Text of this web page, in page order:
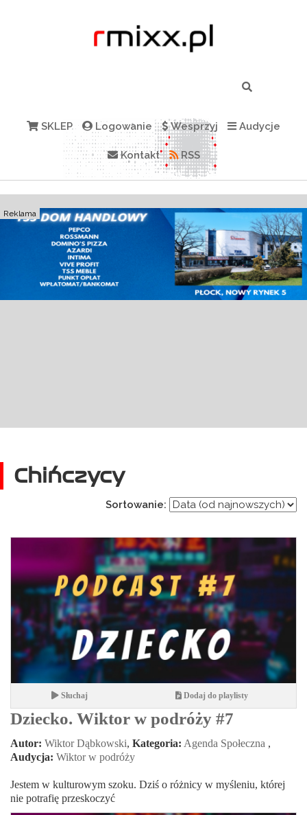
SKLEP Logowanie Wesprzyj Audycje
Kontakt RSS
Reklama
Chińczycy
Sortowanie:
Słuchaj Dodaj do playlisty
Dziecko. Wiktor w podróży #7
Autor: Wiktor Dąbkowski, Kategoria: Agenda Społeczna ,
Audycja: Wiktor w podróży
Jestem w kulturowym szoku. Dziś o różnicy w myśleniu, której
nie potrafię przeskoczyć